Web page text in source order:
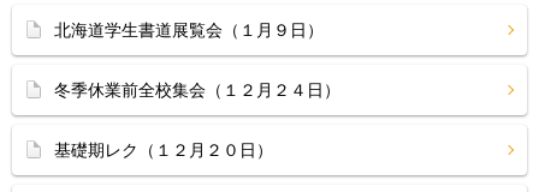
北海道学生書道展覧会（１月９日）
冬季休業前全校集会（１２月２４日）
基礎期レク（１２月２０日）